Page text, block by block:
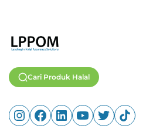
Cari Produk Halal